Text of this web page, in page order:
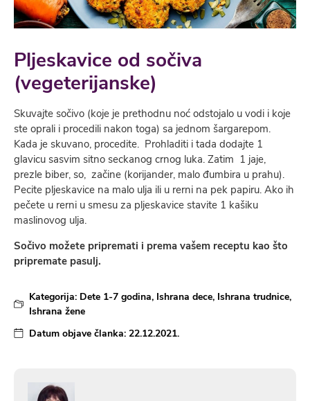
Pljeskavice od sočiva
(vegeterijanske)
Skuvajte sočivo (koje je prethodnu noć odstojalo u vodi i koje
ste oprali i procedili nakon toga) sa jednom šargarepom.
Kada je skuvano, procedite. Prohladiti i tada dodajte 1
glavicu sasvim sitno seckanog crnog luka. Zatim 1 jaje,
prezle biber, so, začine (korijander, malo đumbira u prahu).
Pecite pljeskavice na malo ulja ili u rerni na pek papiru. Ako ih
pečete u rerni u smesu za pljeskavice stavite 1 kašiku
maslinovog ulja.
Sočivo možete pripremati i prema vašem receptu kao što
pripremate pasulj.
Kategorija: Dete 1-7 godina, Ishrana dece, Ishrana trudnice,
Ishrana žene
Datum objave članka: 22.12.2021.